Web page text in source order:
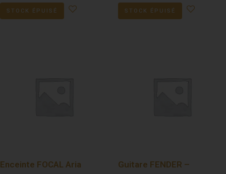
STOCK ÉPUISÉ STOCK ÉPUISÉ
Enceinte FOCAL Aria
Guitare FENDER –